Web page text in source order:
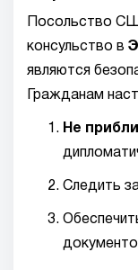
Посольство
консульство в
являются
Гражданам
Не
Следить